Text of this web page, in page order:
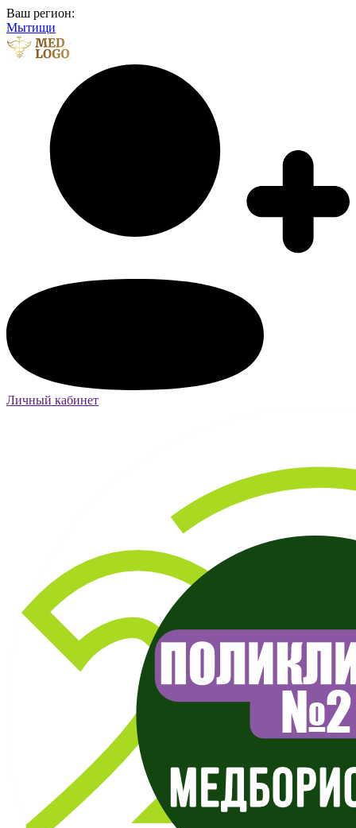
Ваш регион:
Мытищи
Личный кабинет